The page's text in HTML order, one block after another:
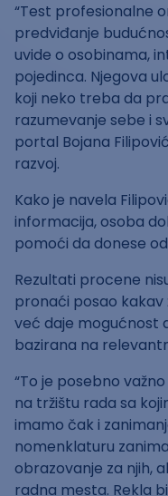
“Test profesionalne
predviđanje
uvide o osobinama,
pojedinca. Njegova
koji neko treba da
razumevanje sebe i
portal Bojana
razvoj.
Kako je navela
informacija, osoba
pomoći da donese
Rezultati procene
pronaći posao kakav
već daje mogućnost
bazirana na
“To je posebno
na tržištu rada sa
imamo čak i
nomenklaturu
obrazovanje za njih,
radna mesta. Rekla